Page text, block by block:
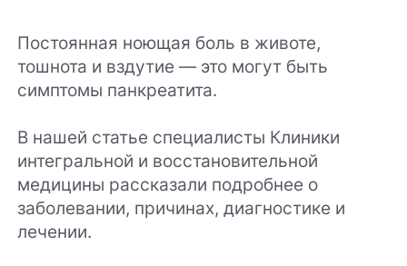
Постоянная ноющая боль в животе,
тошнота и вздутие — это могут быть
симптомы панкреатита.
В нашей статье специалисты Клиники
интегральной и восстановительной
медицины рассказали подробнее о
заболевании, причинах, диагностике и
лечении.